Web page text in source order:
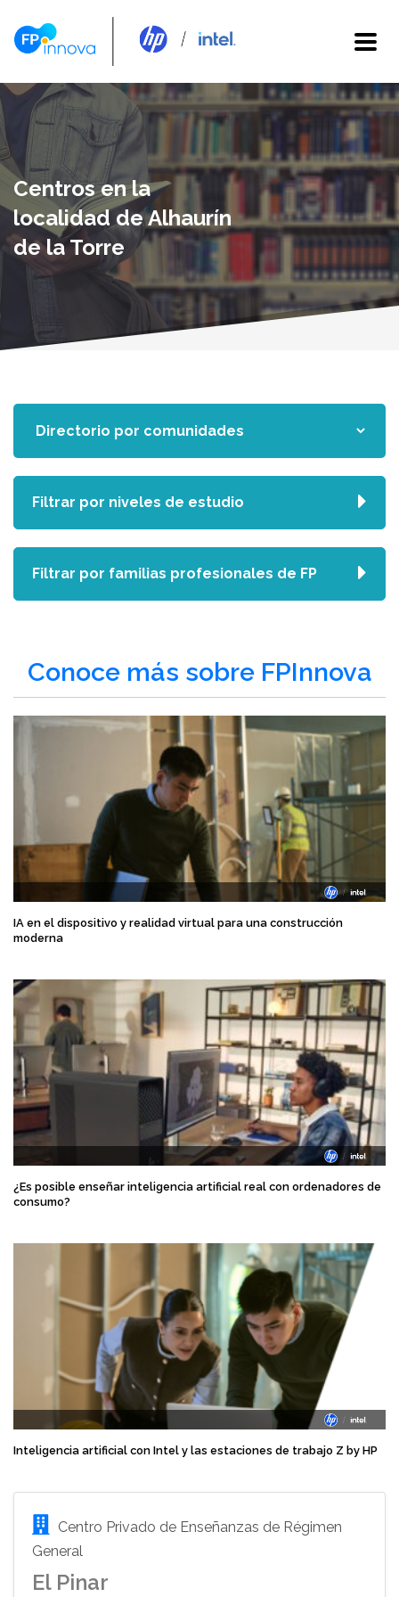
Centros en la
localidad de Alhaurín
de la Torre
Conoce más sobre FPInnova
IA en el dispositivo y realidad virtual para una construcción
moderna
¿Es posible enseñar inteligencia artificial real con ordenadores de
consumo?
Inteligencia artificial con Intel y las estaciones de trabajo Z by HP
Centro Privado de Enseñanzas de Régimen
General
El Pinar
Filtrar por niveles de estudio
Filtrar por familias profesionales de FP